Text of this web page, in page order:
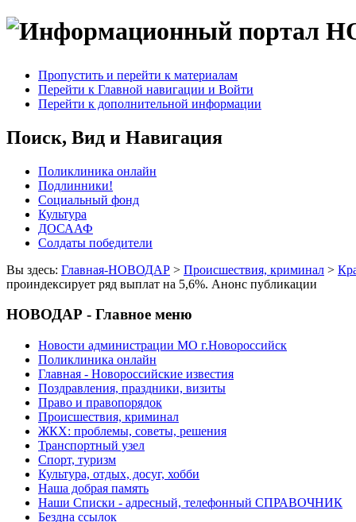
Пропустить и перейти к материалам
Перейти к Главной навигации и Войти
Перейти к дополнительной информации
Поиск, Вид и Навигация
Поликлиника онлайн
Подлинники!
Социальный фонд
Культура
ДОСААФ
Солдаты победители
Вы здесь: Главная-НОВОДАР > Происшествия, криминал >
проиндексирует ряд выплат на 5,6%. Анонс публикации
НОВОДАР - Главное меню
Новости администрации МО г.Новороссийск
Поликлиника онлайн
Главная - Новороссийские известия
Поздравления, праздники, визиты
Право и правопорядок
Происшествия, криминал
ЖКХ: проблемы, советы, решения
Транспортный узел
Спорт, туризм
Культура, отдых, досуг, хобби
Наша добрая память
Наши Списки - адресный, телефонный СПРАВОЧНИК
Бездна ссылок